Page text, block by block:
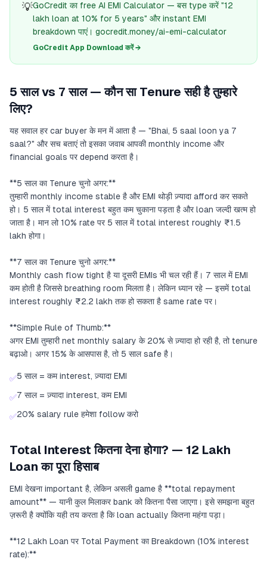
💡GoCredit का free AI EMI Calculator — बस type करें "12
lakh loan at 10% for 5 years" और instant EMI
breakdown पाएं। gocredit.money/ai-emi-calculator
GoCredit App Download करें →
5 साल vs 7 साल — कौन सा Tenure सही है तुम्हारे
लिए?
यह सवाल हर car buyer के मन में आता है — "Bhai, 5 saal loon ya 7
saal?" और सच बताएं तो इसका जवाब आपकी monthly income और
financial goals पर depend करता है।
**5 साल का Tenure चुनो अगर:**
तुम्हारी monthly income stable है और EMI थोड़ी ज़्यादा afford कर सकते
हो। 5 साल में total interest बहुत कम चुकाना पड़ता है और loan जल्दी खत्म हो
जाता है। मान लो 10% rate पर 5 साल में total interest roughly ₹1.5
lakh होगा।
**7 साल का Tenure चुनो अगर:**
Monthly cash flow tight है या दूसरी EMIs भी चल रही हैं। 7 साल में EMI
कम होती है जिससे breathing room मिलता है। लेकिन ध्यान रहे — इसमें total
interest roughly ₹2.2 lakh तक हो सकता है same rate पर।
**Simple Rule of Thumb:**
अगर EMI तुम्हारी net monthly salary के 20% से ज़्यादा हो रही है, तो tenure
बढ़ाओ। अगर 15% के आसपास है, तो 5 साल safe है।
✅5 साल = कम interest, ज़्यादा EMI
✅7 साल = ज़्यादा interest, कम EMI
✅20% salary rule हमेशा follow करो
Total Interest कितना देना होगा? — 12 Lakh
Loan का पूरा हिसाब
EMI देखना important है, लेकिन असली game है **total repayment
amount** — यानी कुल मिलाकर bank को कितना पैसा जाएगा। इसे समझना बहुत
ज़रूरी है क्योंकि यही तय करता है कि loan actually कितना महंगा पड़ा।
**12 Lakh Loan पर Total Payment का Breakdown (10% interest
rate):**